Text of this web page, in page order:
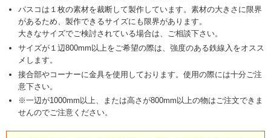
パスコは１枚の素材を裁断して製作しています。素材の大きさに限界
があるため、製作できるサイズにも限界があります。
大きなサイズでご検討されている場合は、ご相談下さい。
サイズが１辺800mm以上をご希望の際は、強度のある鉄線入をオスス
メします。
接合部やコーナーに金具を使用しております。使用の際には十分ご注
意下さい。
※一辺が1000mm以上、または高さが800mm以上の物はご注文できま
せんのでご注意ください。